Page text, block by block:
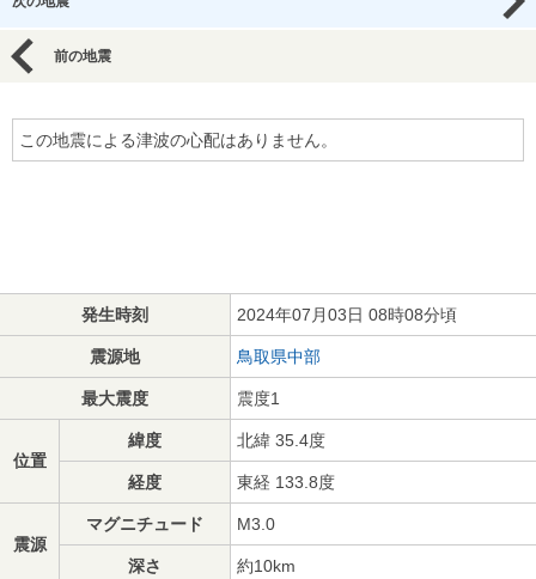
前の地震
この地震による津波の心配はありません。
発生時刻 2024年07月03日 08時08分頃
震源地 鳥取県中部
最大震度 震度1
位置
緯度 北緯 35.4度
経度 東経 133.8度
震源
マグニチュード M3.0
深さ 約10km